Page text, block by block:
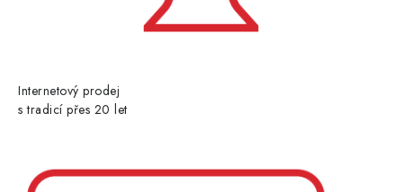
Internetový prodej
s tradicí přes 20 let